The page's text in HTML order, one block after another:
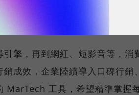
，不該是短跑，而是一場需要
擎，再到網紅、短影音等，消
成效，企業陸續導入口碑行銷
MarTech 工具，希望精準掌握